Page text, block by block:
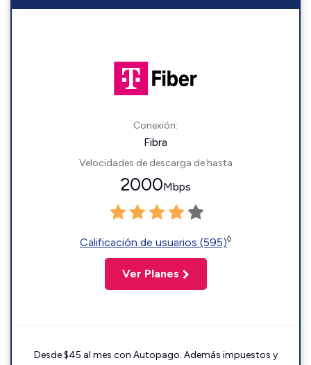
Conexión:
Fibra
Velocidades de descarga de hasta
2000Mbps
Calificación de usuarios (595)◊
Ver Planes
Desde $45 al mes con Autopago. Además impuestos y